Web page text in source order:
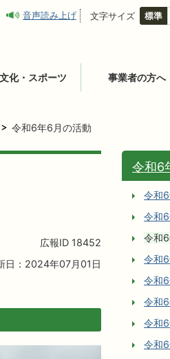
音声読み上げ 文字サイズ
化・スポーツ 事業者の方へ
令和6年6月の活動
広報ID 18452
日：2024年07月01日
令和6
令和
令和
令和
令和
令和
令和
令和
令和